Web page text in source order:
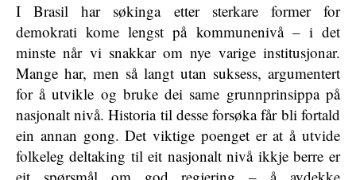
I Brasil har søkinga etter sterkare former for
demokrati kome lengst på kommunenivå – i det
minste når vi snakkar om nye varige institusjonar.
Mange har, men så langt utan suksess, argumentert
for å utvikle og bruke dei same grunnprinsippa på
nasjonalt nivå. Historia til desse forsøka får bli fortald
ein annan gong. Det viktige poenget er at å utvide
folkeleg deltaking til eit nasjonalt nivå ikkje berre er